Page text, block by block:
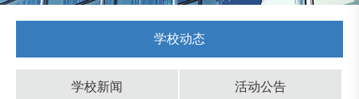
学校动态
学校新闻 活动公告